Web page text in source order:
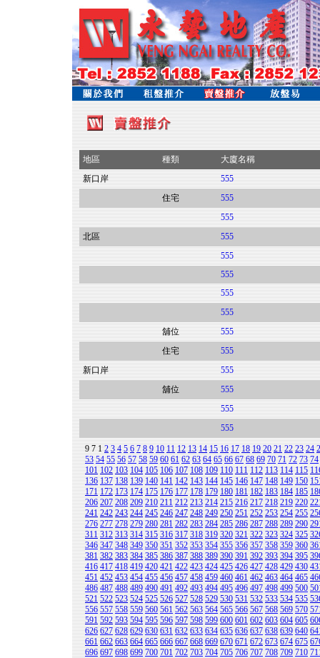
地區 種類
大廈名稱
新口岸
555
住宅
555
555
北區
555
555
555
555
555
舖位
555
住宅
555
新口岸
555
舖位
555
555
555
9 712 3 4 5 6 7 8 9 10 11 12 13 14 15 16 17 18 19 20 21 22 23 24
53 54 55 56 57 58 59 60 61 62 63 64 65 66 67 68 69 70 71 72 73 74
101 102 103 104 105 106 107 108 109 110 111 112 113 114 115
136 137 138 139 140 141 142 143 144 145 146 147 148 149 150
171 172 173 174 175 176 177 178 179 180 181 182 183 184 185
206 207 208 209 210 211 212 213 214 215 216 217 218 219 220
241 242 243 244 245 246 247 248 249 250 251 252 253 254 255
276 277 278 279 280 281 282 283 284 285 286 287 288 289 290
311 312 313 314 315 316 317 318 319 320 321 322 323 324 325
346 347 348 349 350 351 352 353 354 355 356 357 358 359 360
381 382 383 384 385 386 387 388 389 390 391 392 393 394 395
416 417 418 419 420 421 422 423 424 425 426 427 428 429 430
451 452 453 454 455 456 457 458 459 460 461 462 463 464 465
486 487 488 489 490 491 492 493 494 495 496 497 498 499 500
521 522 523 524 525 526 527 528 529 530 531 532 533 534 535
556 557 558 559 560 561 562 563 564 565 566 567 568 569 570
591 592 593 594 595 596 597 598 599 600 601 602 603 604 605
626 627 628 629 630 631 632 633 634 635 636 637 638 639 640
661 662 663 664 665 666 667 668 669 670 671 672 673 674 675
696 697 698 699 700 701 702 703 704 705 706 707 708 709 710